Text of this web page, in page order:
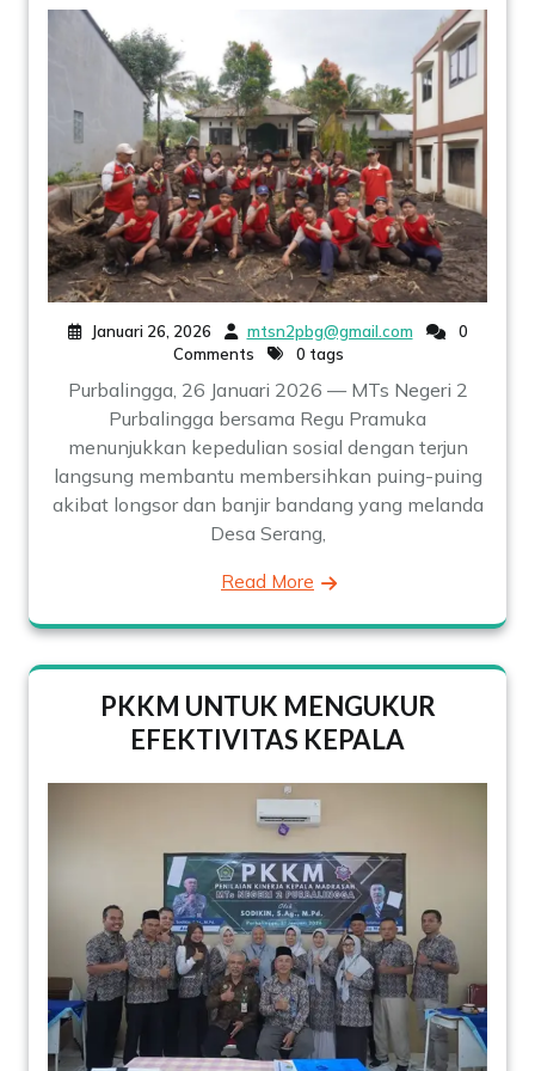
Januari 26, 2026 mtsn2pbg@gmail.com
0
Comments
0 tags
Purbalingga, 26 Januari 2026 — MTs Negeri 2
Purbalingga bersama Regu Pramuka
menunjukkan kepedulian sosial dengan terjun
langsung membantu membersihkan puing-puing
akibat longsor dan banjir bandang yang melanda
Desa Serang,
Read More
PKKM UNTUK MENGUKUR
EFEKTIVITAS KEPALA